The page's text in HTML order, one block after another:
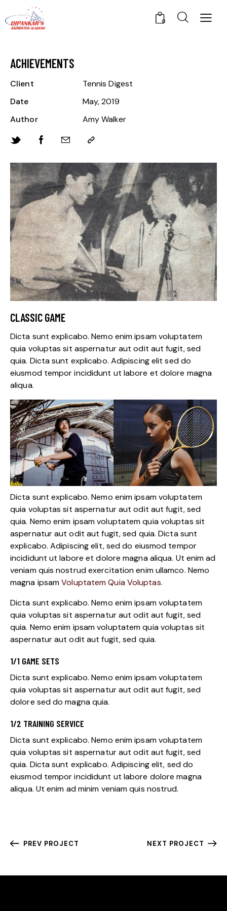
0
ACHIEVEMENTS
Client
Tennis Digest
Date
May, 2019
Author
Amy Walker
CLASSIC GAME
Dicta sunt explicabo. Nemo enim ipsam voluptatem
quia voluptas sit aspernatur aut odit aut fugit, sed
quia. Dicta sunt explicabo. Adipiscing elit sed do
eiusmod tempor incididunt ut labore et dolore magna
aliqua.
Dicta sunt explicabo. Nemo enim ipsam voluptatem
quia voluptas sit aspernatur aut odit aut fugit, sed
quia. Nemo enim ipsam voluptatem quia voluptas sit
aspernatur aut odit aut fugit, sed quia. Dicta sunt
explicabo. Adipiscing elit, sed do eiusmod tempor
incididunt ut labore et dolore magna aliqua. Ut enim ad
veniam quis nostrud exercitation enim ullamco. Nemo
magna ipsamVoluptatem Quia Voluptas.
Dicta sunt explicabo. Nemo enim ipsam voluptatem
quia voluptas sit aspernatur aut odit aut fugit, sed
quia. Nemo enim ipsam voluptatem quia voluptas sit
aspernatur aut odit aut fugit, sed quia.
1/1 GAME SETS
Dicta sunt explicabo. Nemo enim ipsam voluptatem
quia voluptas sit aspernatur aut odit aut fugit, sed
dolore sed do magna quia.
1/2 TRAINING SERVICE
Dicta sunt explicabo. Nemo enim ipsam voluptatem
quia voluptas sit aspernatur aut odit aut fugit, sed
quia. Dicta sunt explicabo. Adipiscing elit, sed do
eiusmod tempor incididunt ut labore dolore magna
aliqua. Ut enim ad minim veniam quis nostrud.
PREV PROJECT NEXT PROJECT